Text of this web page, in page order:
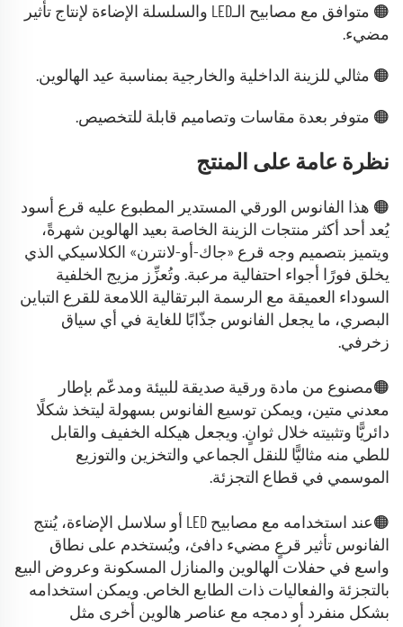
🟠 متوافق مع مصابيح الـLED والسلسلة الإضاءة لإنتاج تأثير
مضيء.
🟠 مثالي للزينة الداخلية والخارجية بمناسبة عيد الهالوين.
🟠 متوفر بعدة مقاسات وتصاميم قابلة للتخصيص.
نظرة عامة على المنتج
🟠 هذا الفانوس الورقي المستدير المطبوع عليه قرع أسود
يُعد أحد أكثر منتجات الزينة الخاصة بعيد الهالوين شهرةً،
ويتميز بتصميم وجه قرع «جاك-أو-لانترن» الكلاسيكي الذي
يخلق فورًا أجواء احتفالية مرعبة. وتُعزِّز مزيج الخلفية
السوداء العميقة مع الرسمة البرتقالية اللامعة للقرع التباين
البصري، ما يجعل الفانوس جذّابًا للغاية في أي سياق
زخرفي.
🟠مصنوع من مادة ورقية صديقة للبيئة ومدعّم بإطار
معدني متين، ويمكن توسيع الفانوس بسهولة ليتخذ شكلًا
دائريًّا وتثبيته خلال ثوانٍ. ويجعل هيكله الخفيف والقابل
للطي منه مثاليًّا للنقل الجماعي والتخزين والتوزيع
الموسمي في قطاع التجزئة.
🟠عند استخدامه مع مصابيح LED أو سلاسل الإضاءة، يُنتج
الفانوس تأثير قرعٍ مضيء دافئ، ويُستخدم على نطاق
واسع في حفلات الهالوين والمنازل المسكونة وعروض البيع
بالتجزئة والفعاليات ذات الطابع الخاص. ويمكن استخدامه
بشكل منفرد أو دمجه مع عناصر هالوين أخرى مثل